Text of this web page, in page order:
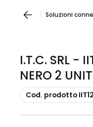
Soluzioni
I.T.C. SRL -
NERO 2 UNIT
copia
Cod. prodotto